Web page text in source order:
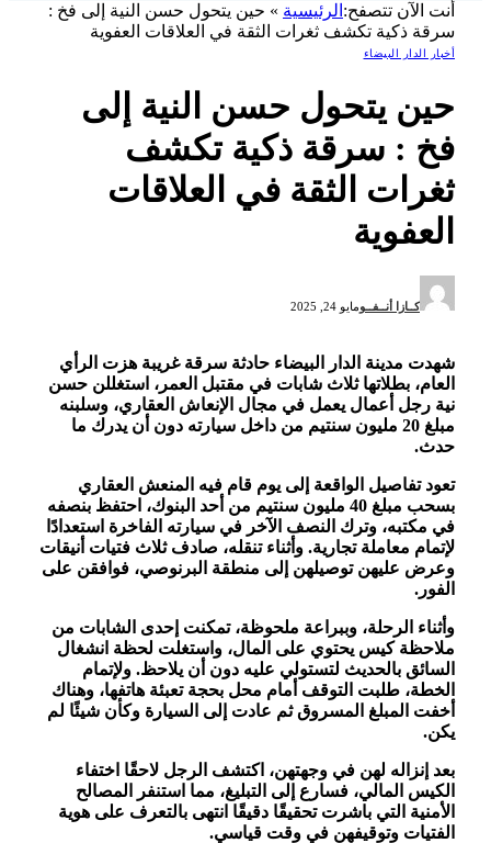
أنت الآن تتصفح:الرئيسية»حين يتحول حسن النية إلى فخ :
سرقة ذكية تكشف ثغرات الثقة في العلاقات العفوية
أخبار الدار البيضاء
حين يتحول حسن النية إلى
فخ : سرقة ذكية تكشف
ثغرات الثقة في العلاقات
العفوية
كــازا أنــفــومايو 24, 2025
شهدت مدينة الدار البيضاء حادثة سرقة غريبة هزت الرأي
العام، بطلاتها ثلاث شابات في مقتبل العمر، استغللن حسن
نية رجل أعمال يعمل في مجال الإنعاش العقاري، وسلبنه
مبلغ 20 مليون سنتيم من داخل سيارته دون أن يدرك ما
حدث.
تعود تفاصيل الواقعة إلى يوم قام فيه المنعش العقاري
بسحب مبلغ 40 مليون سنتيم من أحد البنوك، احتفظ بنصفه
في مكتبه، وترك النصف الآخر في سيارته الفاخرة استعدادًا
لإتمام معاملة تجارية. وأثناء تنقله، صادف ثلاث فتيات أنيقات
وعرض عليهن توصيلهن إلى منطقة البرنوصي، فوافقن على
الفور.
وأثناء الرحلة، وببراعة ملحوظة، تمكنت إحدى الشابات من
ملاحظة كيس يحتوي على المال، واستغلت لحظة انشغال
السائق بالحديث لتستولي عليه دون أن يلاحظ. ولإتمام
الخطة، طلبت التوقف أمام محل بحجة تعبئة هاتفها، وهناك
أخفت المبلغ المسروق ثم عادت إلى السيارة وكأن شيئًا لم
يكن.
بعد إنزاله لهن في وجهتهن، اكتشف الرجل لاحقًا اختفاء
الكيس المالي، فسارع إلى التبليغ، مما استنفر المصالح
الأمنية التي باشرت تحقيقًا دقيقًا انتهى بالتعرف على هوية
الفتيات وتوقيفهن في وقت قياسي.